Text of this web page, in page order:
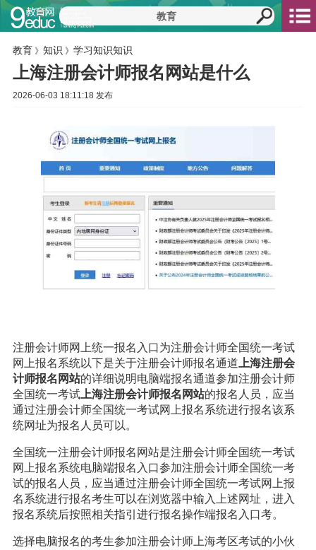
教育 》 知识 》 学习知识知识
上海注册会计师报名网站是什么
2026-06-03 18:11:18 发布
注册会计师网上统一报名入口为注册会计师全国统一考试
网上报名系统以下是关于注册会计师报名通道 上海注册会
计师报名网站的详细说明电脑端报名通道参加注册会计师
全国统一考试上海注册会计师报名网站的报名人员，应当
通过注册会计师全国统一考试网上报名系统进行报名该系
统网址为报名人员可以。
全国统一注册会计师报名网站是注册会计师全国统一考试
网上报名系统电脑端报名入口参加注册会计师全国统一考
试的报名人员，应当通过注册会计师全国统一考试网上报
名系统进行报名考生可以在浏览器中输入上述网址，进入
报名系统后按照相关指引进行报名操作端报名入口考。
选择电脑报名的考生参加注册会计师上海考区考试的小伙